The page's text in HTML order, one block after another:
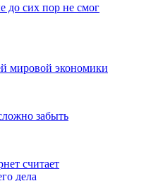
до сих пор не смог
мировой экономики
забыть
считает
дела